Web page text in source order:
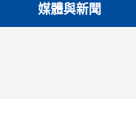
媒體與新聞